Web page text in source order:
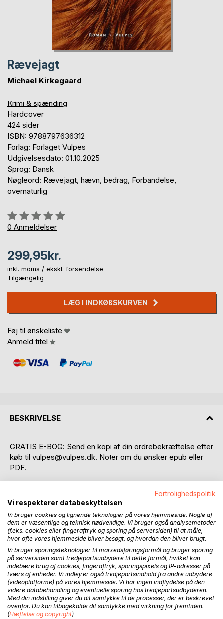
Rævejagt
Michael Kirkegaard
Krimi & spænding
Hardcover
424 sider
ISBN: 9788797636312
Forlag: Forlaget Vulpes
Udgivelsesdato: 01.10.2025
Sprog: Dansk
Nøgleord: Rævejagt, hævn, bedrag, Forbandelse,
overnaturlig
Anmeldelse::
0%
0 Anmeldelser
299,95kr.
inkl. moms / ekskl. forsendelse
Tilgængelig
LÆG I INDKØBSKURVEN
Føj til ønskeliste
Anmeld titel
BESKRIVELSE
GRATIS E-BOG: Send en kopi af din ordrebekræftelse efter
køb til vulpes@vulpes.dk. Noter om du ønsker epub eller
PDF.
I 1748 er den unge Hannah fanget i sin families
hemmeligheder, der forbinder hende til ubegribelig
tragedie.
I 1818 står Emma overfor børnehjemmets allersværeste
prøvelser, da de mystiske tvillinger ikke lader sig tæmme.
I det vilde Montana i 1887 kæmper Varsha med en fortid,
han helst vil skjule, og et opgør, han ikke ønsker del i.
I 1966 balancerer veteranen Micah mellem fantasi og
virkelighed med et splittet sind som nøgle til et mysterie.
Og så er der de tatoverede mænd, der igennem årene på
afstand holder et vågent øje med dem alle ...
Rævejagt er en stærk og medrivende saga om slægtens
Fortrolighedspolitik
Vi respekterer databeskyttelsen
Vi bruger cookies og lignende teknologier på vores hjemmeside. Nogle af
dem er væsentlige og teknisk nødvendige. Vi bruger også analysemetoder
(f.eks. cookies eller fingeraftryk og sporing på serversiden) til at måle,
hvor ofte vores hjemmeside bliver besøgt, og hvordan den bliver brugt.
Vi bruger sporingsteknologier til markedsføringsformål og bruger sporing
på serversiden samt tredjepartsudbydere til dette formål, hvilket kan
indebære brug af cookies, fingeraftryk, sporingspixels og IP-adresser på
tværs af enheder. Vi indlejrer også tredjepartsindhold fra andre udbydere
(videoplatforme) på vores hjemmeside. Vi har ingen indflydelse på den
videre databehandling og eventuelle sporing hos tredjepartsudbyderen.
Med din indstilling giver du dit samtykke til de processer, der er beskrevet
ovenfor. Du kan tilbagekalde dit samtykke med virkning for fremtiden.
(Hæftelse og copyright)